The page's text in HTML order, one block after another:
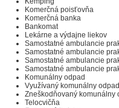
Komerčná poisťovňa
Komerčná banka
Bankomat
Lekárne a výdajne liekov
Samostatné ambulancie
Samostatné ambulancie
Samostatné ambulancie
Samostatné ambulancie
Komunálny odpad
Využívaný komunálny odpad
Zneškodňovaný komunálny
Telocvičňa